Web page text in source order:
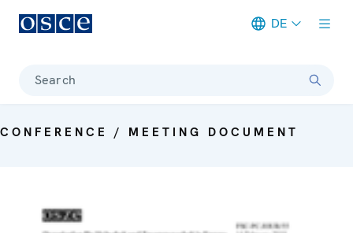
DE
Search
CONFERENCE / MEETING DOCUMENT